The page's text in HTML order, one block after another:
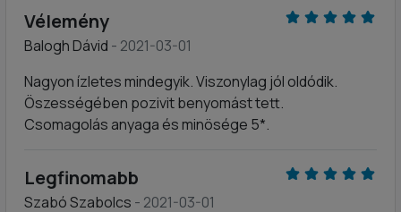
Vélemény
Balogh Dávid - 2021-03-01
Nagyon ízletes mindegyik. Viszonylag jól oldódik.
Öszességében pozivit benyomást tett.
Csomagolás anyaga és minösége 5*.
Legfinomabb
Szabó Szabolcs - 2021-03-01